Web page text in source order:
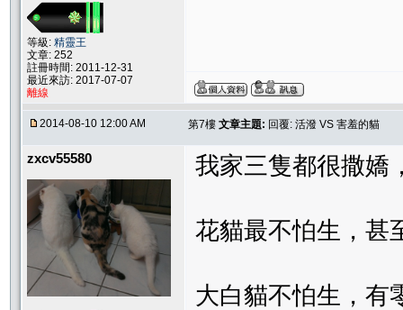
等級: 精靈王
文章: 252
註冊時間: 2011-12-31
最近來訪: 2017-07-07
離線
2014-08-10 12:00 AM 第7樓 文章主題: 回覆: 活潑 VS 害羞的貓
zxcv55580 我家三隻都很撒嬌
花貓最不怕生，甚
大白貓不怕生，有